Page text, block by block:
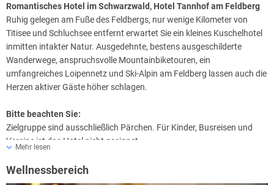
Romantisches Hotel im Schwarzwald, Hotel Tannhof am Feldberg
Ruhig gelegen am Fuße des Feldbergs, nur wenige Kilometer von
Titisee und Schluchsee entfernt erwartet Sie ein kleines Kuschelhotel
inmitten intakter Natur. Ausgedehnte, bestens ausgeschilderte
Wanderwege, anspruchsvolle Mountainbiketouren, ein
umfangreiches Loipennetz und Ski-Alpin am Feldberg lassen auch die
Herzen aktiver Gäste höher schlagen.
Bitte beachten Sie:
Zielgruppe sind ausschließlich Pärchen. Für Kinder, Busreisen und
Vereine ist das Hotel nicht geeignet.
Mehr lesen
Wellnessbereich